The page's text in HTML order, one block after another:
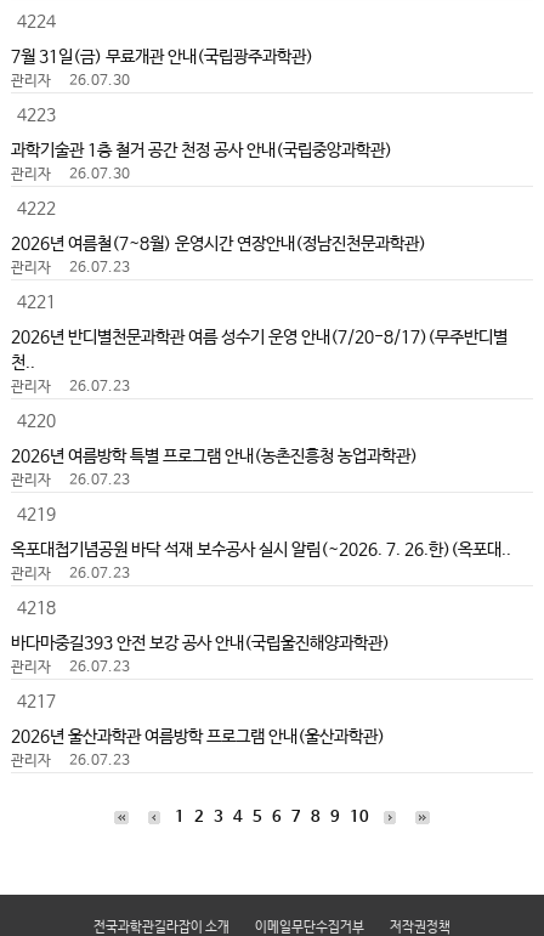
4224
7월 31일(금) 무료개관 안내(국립광주과학관)
관리자 26.07.30
4223
과학기술관 1층 철거 공간 천정 공사 안내(국립중앙과학관)
관리자 26.07.30
4222
2026년 여름철(7~8월) 운영시간 연장안내(정남진천문과학관)
관리자 26.07.23
4221
2026년 반디별천문과학관 여름 성수기 운영 안내(7/20-8/17)(무주반디별
천..
관리자 26.07.23
4220
2026년 여름방학 특별 프로그램 안내(농촌진흥청 농업과학관)
관리자 26.07.23
4219
옥포대첩기념공원 바닥 석재 보수공사 실시 알림(~2026. 7. 26.한)(옥포대..
관리자 26.07.23
4218
바다마중길393 안전 보강 공사 안내(국립울진해양과학관)
관리자 26.07.23
4217
2026년 울산과학관 여름방학 프로그램 안내(울산과학관)
관리자 26.07.23
1 2 3 4 5 6 7 8 9 10
전국과학관길라잡이 소개 이메일무단수집거부 저작권정책